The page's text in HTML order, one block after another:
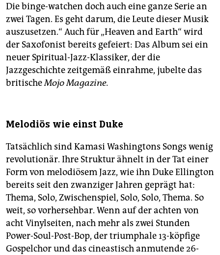
Die binge-watchen doch auch eine ganze Serie an
zwei Tagen. Es geht darum, die Leute dieser Musik
auszusetzen.“ Auch für „Heaven and Earth“ wird
der Saxo­fonist bereits gefeiert: Das Album sei ein
neuer Spiritual-Jazz-Klassiker, der die
Jazzgeschichte zeitgemäß einrahme, jubelte das
britischeMojo Magazine.
Melodiös wie einst Duke
Tatsächlich sind Kamasi Washingtons Songs wenig
revolutionär. Ihre Struktur ähnelt in der Tat einer
Form von melodiösem Jazz, wie ihn Duke Ellington
bereits seit den zwanziger Jahren geprägt hat:
Thema, Solo, Zwischenspiel, Solo, Solo, Thema. So
weit, so vorhersehbar. Wenn auf der achten von
acht Vinylseiten, nach mehr als zwei Stunden
Power-Soul-Post-Bop, der triumphale 13-köpfige
Gospelchor und das cineastisch anmutende 26-